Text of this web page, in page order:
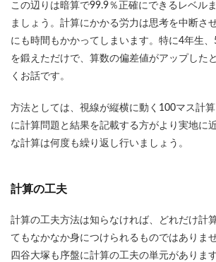
この辺りは暗算で99.9％正確にできるレベル
ましょう。計算にかかる労力は思考を中断さ
にも時間もかかってしまいます。特に4年生
を鍛えただけで、算数の偏差値がアップした
くお話です。
方法としては、視線が縦横に動く100マス計
に計算問題と結果を記載する方がより実地に
な計算は何度も繰り返し行いましょう。
計算の工夫
計算の工夫方法は知らなければ、どれだけ計
てもなかなか身につけられるものではありま
四谷大塚も序盤に計算の工夫の単元がありま